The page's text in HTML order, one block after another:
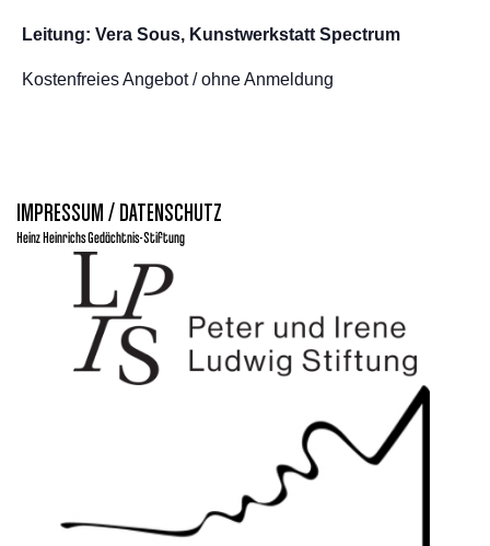
Leitung: Vera Sous, Kunstwerkstatt Spectrum
Kostenfreies Angebot / ohne Anmeldung
IMPRESSUM / DATENSCHUTZ
Heinz Heinrichs Gedächtnis-Stiftung